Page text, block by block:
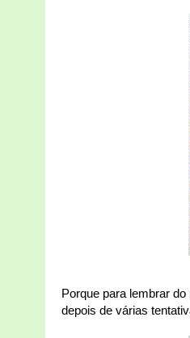
Porque para lembrar
depois de várias